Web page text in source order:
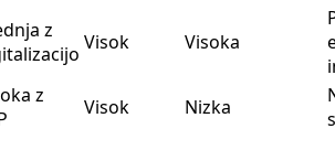
z
Visok Visoka
z
Visok Nizka